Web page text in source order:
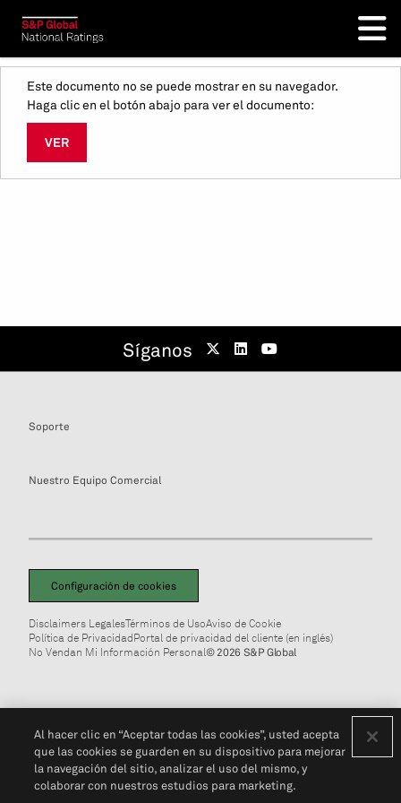
Este documento no se puede mostrar en su navegador.
Haga clic en el botón abajo para ver el documento:
VER
Síganos
Soporte
Nuestro Equipo Comercial
Configuración de cookies
Disclaimers LegalesTérminos de UsoAviso de Cookie
Política de PrivacidadPortal de privacidad del cliente (en inglés)
No Vendan Mi Información Personal© 2026 S&P Global
Al hacer clic en “Aceptar todas las cookies”, usted acepta
que las cookies se guarden en su dispositivo para mejorar
la navegación del sitio, analizar el uso del mismo, y
colaborar con nuestros estudios para marketing.